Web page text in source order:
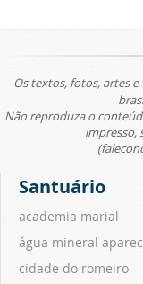
Os textos, fotos, artes
Não reproduza o
impresso,
Santuário
academia marial
água mineral
cidade do romeiro